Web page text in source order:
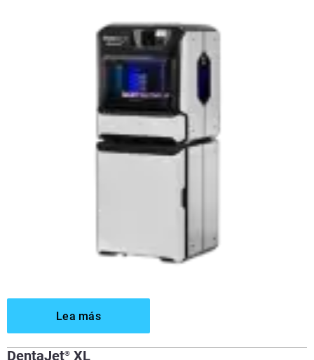
Lea más
DentaJet® XL